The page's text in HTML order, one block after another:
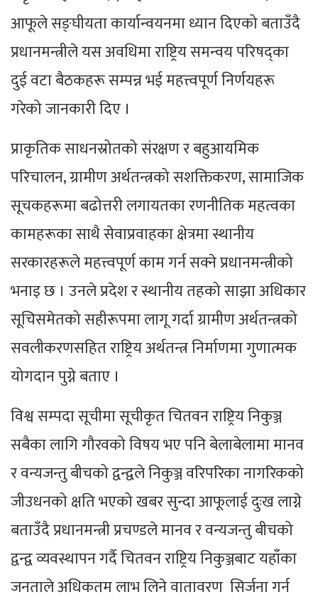
आफूले सङ्घीयता कार्यान्वयनमा ध्यान दिएको बताउँदै
प्रधानमन्त्रीले यस अवधिमा राष्ट्रिय समन्वय परिषद्का
दुई वटा बैठकहरू सम्पन्न भई महत्त्वपूर्ण निर्णयहरू
गरेको जानकारी दिए ।
प्राकृतिक साधनस्रोतको संरक्षण र बहुआयमिक
परिचालन, ग्रामीण अर्थतन्त्रको सशक्तिकरण, सामाजिक
सूचकहरूमा बढोत्तरी लगायतका रणनीतिक महत्वका
कामहरूका साथै सेवाप्रवाहका क्षेत्रमा स्थानीय
सरकारहरूले महत्त्वपूर्ण काम गर्न सक्ने प्रधानमन्त्रीको
भनाइ छ । उनले प्रदेश र स्थानीय तहको साझा अधिकार
सूचिसमेतको सहीरूपमा लागू गर्दा ग्रामीण अर्थतन्त्रको
सवलीकरणसहित राष्ट्रिय अर्थतन्त्र निर्माणमा गुणात्मक
योगदान पुग्ने बताए ।
विश्व सम्पदा सूचीमा सूचीकृत चितवन राष्ट्रिय निकुञ्ज
सबैका लागि गौरवको विषय भए पनि बेलाबेलामा मानव
र वन्यजन्तु बीचको द्वन्द्वले निकुञ्ज वरिपरिका नागरिकको
जीउधनको क्षति भएको खबर सुन्दा आफूलाई दुःख लाग्ने
बताउँदै प्रधानमन्त्री प्रचण्डले मानव र वन्यजन्तु बीचको
द्वन्द्व व्यवस्थापन गर्दै चितवन राष्ट्रिय निकुञ्जबाट यहाँका
जनताले अधिकतम लाभ लिने वातावरण सिर्जना गर्न